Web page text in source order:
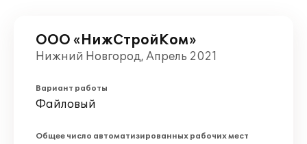
ООО «НижСтройКом»
Нижний Новгород, Апрель 2021
Вариант работы
Файловый
Общее число автоматизированных рабочих мест